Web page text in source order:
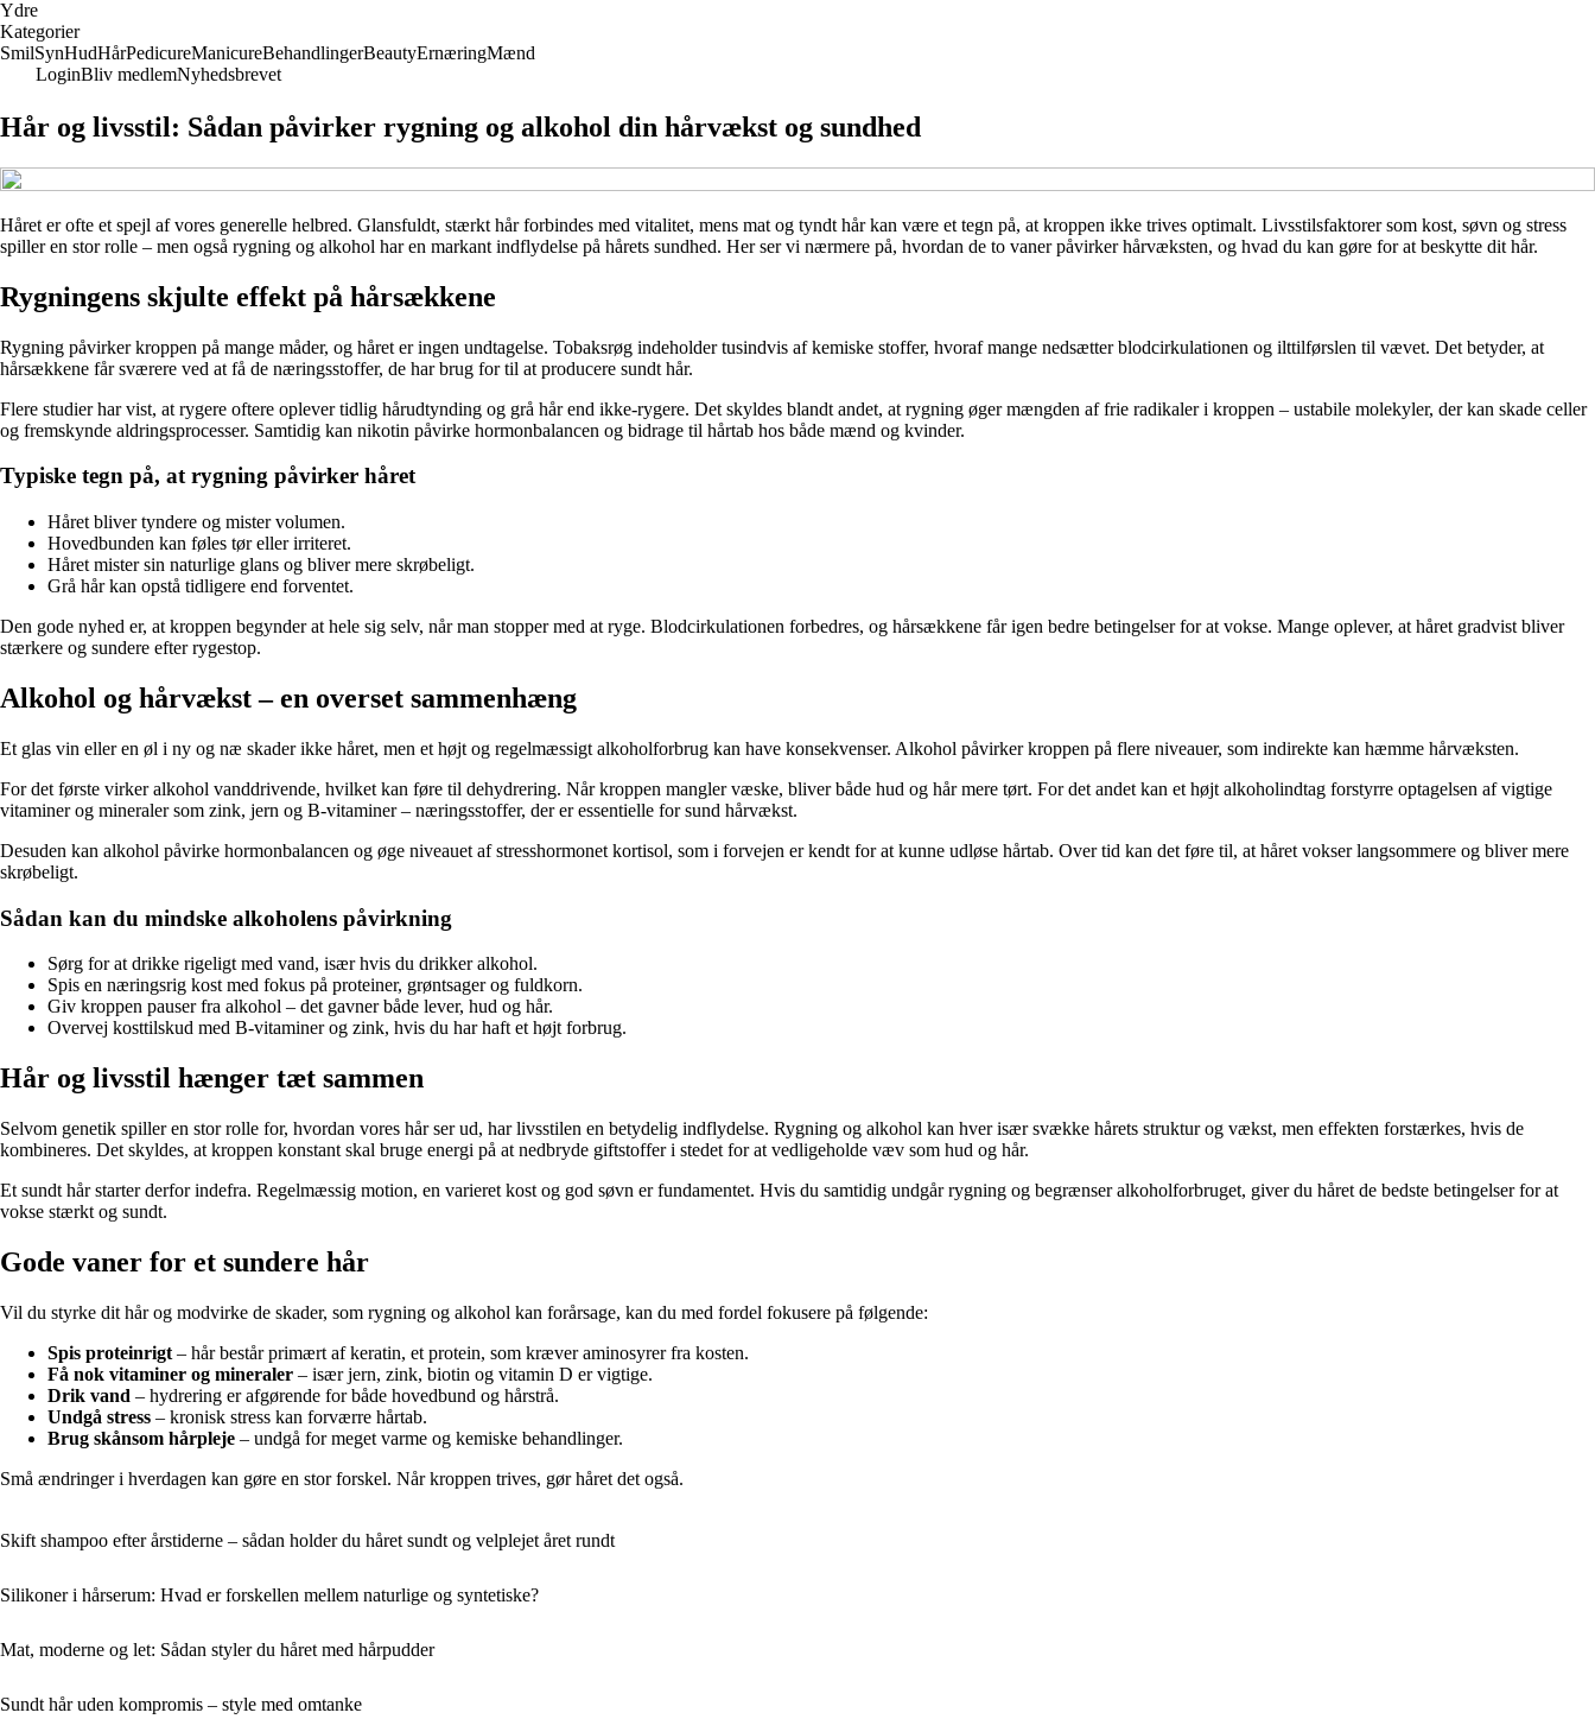
Ydre
Kategorier
SmilSynHudHårPedicureManicureBehandlingerBeautyErnæringMænd
LoginBliv medlemNyhedsbrevet
Hår og livsstil: Sådan påvirker rygning og alkohol din hårvækst og sundhed
Håret er ofte et spejl af vores generelle helbred. Glansfuldt, stærkt hår forbindes med vitalitet, mens mat og tyndt hår kan være et tegn på, at kroppen ikke trives optimalt. Livsstilsfaktorer som kost, søvn og stress
spiller en stor rolle – men også rygning og alkohol har en markant indflydelse på hårets sundhed. Her ser vi nærmere på, hvordan de to vaner påvirker hårvæksten, og hvad du kan gøre for at beskytte dit hår.
Rygningens skjulte effekt på hårsækkene
Rygning påvirker kroppen på mange måder, og håret er ingen undtagelse. Tobaksrøg indeholder tusindvis af kemiske stoffer, hvoraf mange nedsætter blodcirkulationen og ilttilførslen til vævet. Det betyder, at
hårsækkene får sværere ved at få de næringsstoffer, de har brug for til at producere sundt hår.
Flere studier har vist, at rygere oftere oplever tidlig hårudtynding og grå hår end ikke-rygere. Det skyldes blandt andet, at rygning øger mængden af frie radikaler i kroppen – ustabile molekyler, der kan skade celler
og fremskynde aldringsprocesser. Samtidig kan nikotin påvirke hormonbalancen og bidrage til hårtab hos både mænd og kvinder.
Typiske tegn på, at rygning påvirker håret
Håret bliver tyndere og mister volumen.
Hovedbunden kan føles tør eller irriteret.
Håret mister sin naturlige glans og bliver mere skrøbeligt.
Grå hår kan opstå tidligere end forventet.
Den gode nyhed er, at kroppen begynder at hele sig selv, når man stopper med at ryge. Blodcirkulationen forbedres, og hårsækkene får igen bedre betingelser for at vokse. Mange oplever, at håret gradvist bliver
stærkere og sundere efter rygestop.
Alkohol og hårvækst – en overset sammenhæng
Et glas vin eller en øl i ny og næ skader ikke håret, men et højt og regelmæssigt alkoholforbrug kan have konsekvenser. Alkohol påvirker kroppen på flere niveauer, som indirekte kan hæmme hårvæksten.
For det første virker alkohol vanddrivende, hvilket kan føre til dehydrering. Når kroppen mangler væske, bliver både hud og hår mere tørt. For det andet kan et højt alkoholindtag forstyrre optagelsen af vigtige
vitaminer og mineraler som zink, jern og B-vitaminer – næringsstoffer, der er essentielle for sund hårvækst.
Desuden kan alkohol påvirke hormonbalancen og øge niveauet af stresshormonet kortisol, som i forvejen er kendt for at kunne udløse hårtab. Over tid kan det føre til, at håret vokser langsommere og bliver mere
skrøbeligt.
Sådan kan du mindske alkoholens påvirkning
Sørg for at drikke rigeligt med vand, især hvis du drikker alkohol.
Spis en næringsrig kost med fokus på proteiner, grøntsager og fuldkorn.
Giv kroppen pauser fra alkohol – det gavner både lever, hud og hår.
Overvej kosttilskud med B-vitaminer og zink, hvis du har haft et højt forbrug.
Hår og livsstil hænger tæt sammen
Selvom genetik spiller en stor rolle for, hvordan vores hår ser ud, har livsstilen en betydelig indflydelse. Rygning og alkohol kan hver især svække hårets struktur og vækst, men effekten forstærkes, hvis de
kombineres. Det skyldes, at kroppen konstant skal bruge energi på at nedbryde giftstoffer i stedet for at vedligeholde væv som hud og hår.
Et sundt hår starter derfor indefra. Regelmæssig motion, en varieret kost og god søvn er fundamentet. Hvis du samtidig undgår rygning og begrænser alkoholforbruget, giver du håret de bedste betingelser for at
vokse stærkt og sundt.
Gode vaner for et sundere hår
Vil du styrke dit hår og modvirke de skader, som rygning og alkohol kan forårsage, kan du med fordel fokusere på følgende:
Spis proteinrigt – hår består primært af keratin, et protein, som kræver aminosyrer fra kosten.
Få nok vitaminer og mineraler – især jern, zink, biotin og vitamin D er vigtige.
Drik vand – hydrering er afgørende for både hovedbund og hårstrå.
Undgå stress – kronisk stress kan forværre hårtab.
Brug skånsom hårpleje – undgå for meget varme og kemiske behandlinger.
Små ændringer i hverdagen kan gøre en stor forskel. Når kroppen trives, gør håret det også.
Skift shampoo efter årstiderne – sådan holder du håret sundt og velplejet året rundt
Silikoner i hårserum: Hvad er forskellen mellem naturlige og syntetiske?
Mat, moderne og let: Sådan styler du håret med hårpudder
Sundt hår uden kompromis – style med omtanke